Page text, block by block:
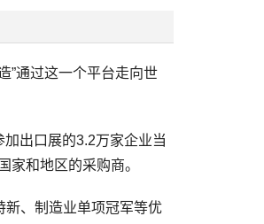
”通过这一个平台走向世
出口展的3.2万家企业当
家和地区的采购商。
、制造业单项冠军等优